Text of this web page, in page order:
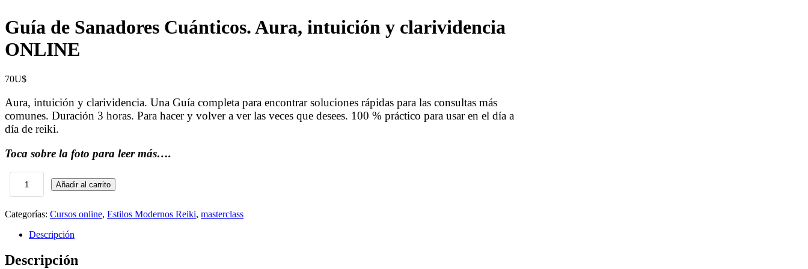
Guía de Sanadores Cuánticos. Aura, intuición y clarividencia
ONLINE
70U$
Aura, intuición y clarividencia. Una Guía completa para encontrar soluciones rápidas para las consultas más
comunes. Duración 3 horas. Para hacer y volver a ver las veces que desees. 100 % práctico para usar en el día a
día de reiki.
Toca sobre la foto para leer más….
de
Sanadores
Cuánticos.
Aura,
y
clarividencia
Añadir al carrito
Categorías: Cursos online, Estilos Modernos Reiki, masterclass
Descripción
Descripción